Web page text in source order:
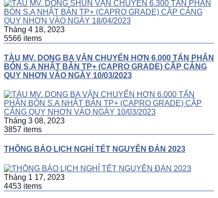
Tháng 4 18, 2023
5566 items
TÀU MV. DONG BA VẬN CHUYỂN HƠN 6.000 TẤN PHÂN
BÓN S.A NHẬT BẢN TP+ (CAPRO GRADE) CẬP CẢNG
QUY NHƠN VÀO NGÀY 10/03/2023
Tháng 3 08, 2023
3857 items
THÔNG BÁO LỊCH NGHỈ TẾT NGUYÊN ĐÁN 2023
Tháng 1 17, 2023
4453 items